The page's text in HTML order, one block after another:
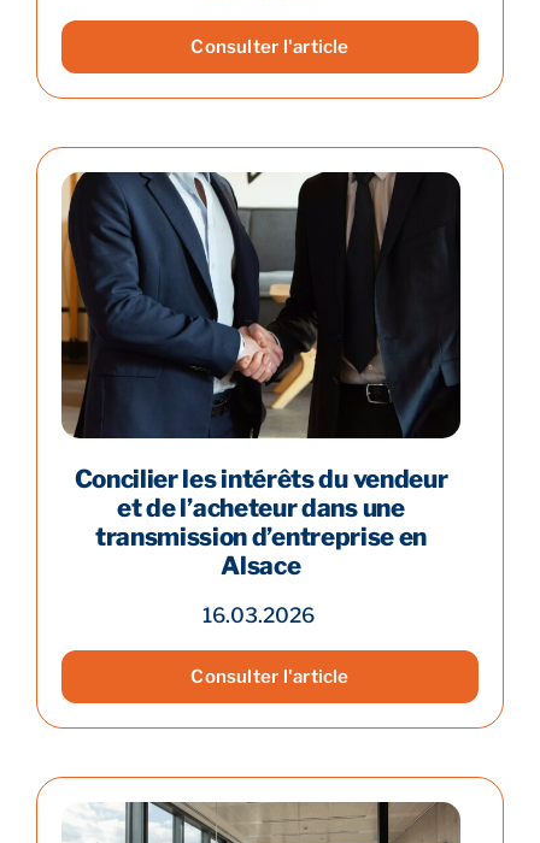
Consulter l'article
Concilier les intérêts du vendeur
et de l’acheteur dans une
transmission d’entreprise en
Alsace
16.03.2026
Consulter l'article